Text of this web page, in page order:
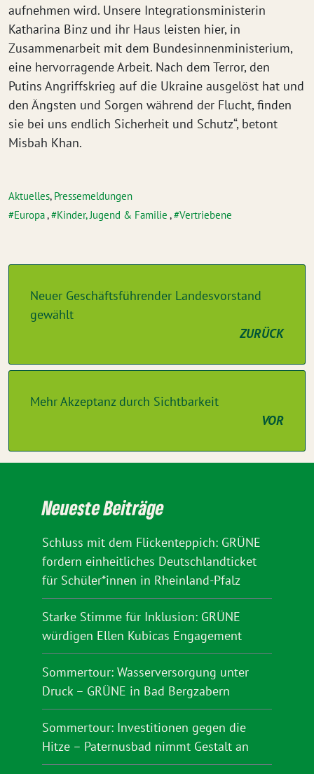
aufnehmen wird. Unsere Integrationsministerin
Katharina Binz und ihr Haus leisten hier, in
Zusammenarbeit mit dem Bundesinnenministerium,
eine hervorragende Arbeit. Nach dem Terror, den
Putins Angriffskrieg auf die Ukraine ausgelöst hat und
den Ängsten und Sorgen während der Flucht, finden
sie bei uns endlich Sicherheit und Schutz“, betont
Misbah Khan.
Aktuelles, Pressemeldungen
Europa, Kinder, Jugend & Familie , Vertriebene
Neuer Geschäftsführender Landesvorstand
gewählt
ZURÜCK
Mehr Akzeptanz durch Sichtbarkeit
VOR
Neueste Beiträge
Schluss mit dem Flickenteppich: GRÜNE
fordern einheitliches Deutschlandticket
für Schüler*innen in Rheinland-Pfalz
Starke Stimme für Inklusion: GRÜNE
würdigen Ellen Kubicas Engagement
Sommertour: Wasserversorgung unter
Druck – GRÜNE in Bad Bergzabern
Sommertour: Investitionen gegen die
Hitze – Paternusbad nimmt Gestalt an